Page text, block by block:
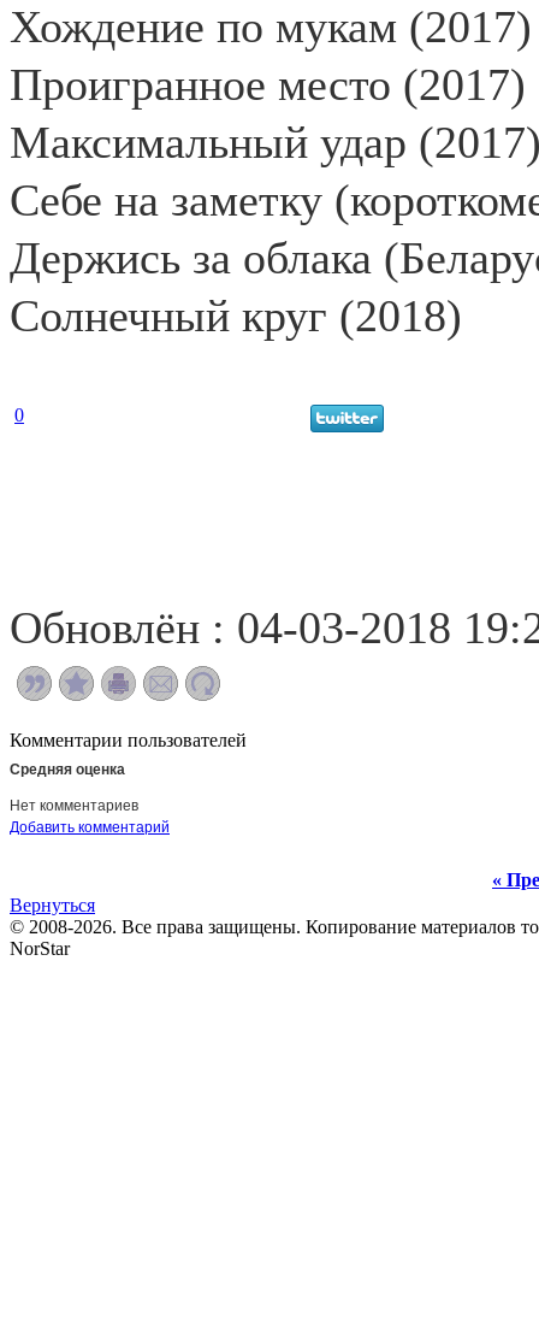
Хождение по мукам
Проигранное место (2017)
Максимальный удар
Себе на заметку
Держись за облака
Солнечный круг (2018)
0
Обновлён : 04-03-2018
Комментарии пользователей
Средняя оценка
Нет комментариев
Добавить комментарий
«
Вернуться
© 2008-2026. Все права защищены. Копирование материалов
NorStar